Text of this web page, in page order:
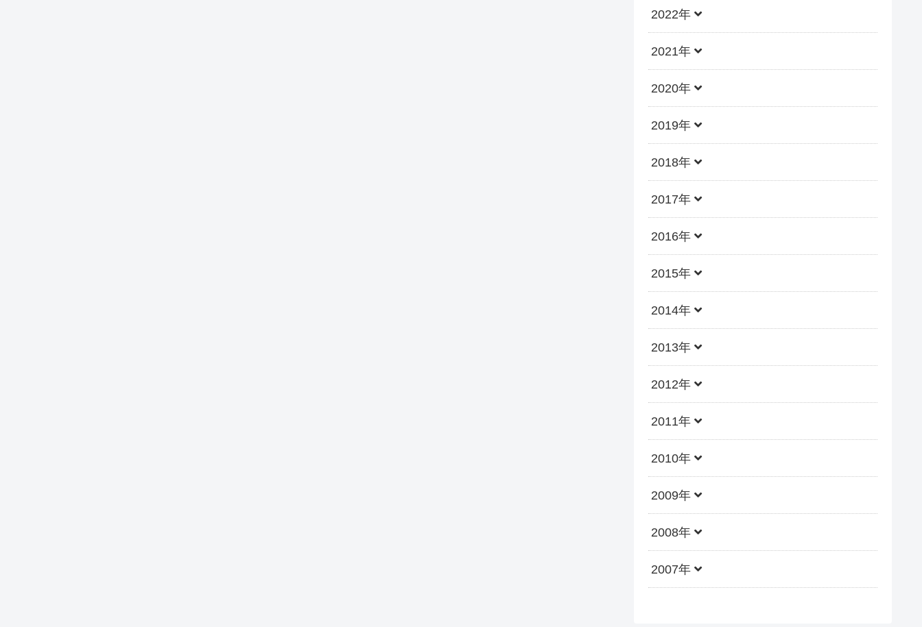
2022年
2021年
2020年
2019年
2018年
2017年
2016年
2015年
2014年
2013年
2012年
2011年
2010年
2009年
2008年
2007年